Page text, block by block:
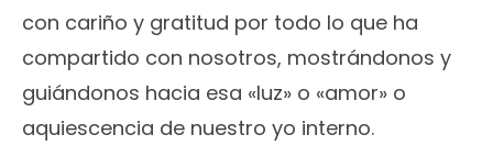
con cariño y gratitud por todo lo que ha
compartido con nosotros, mostrándonos y
guiándonos hacia esa «luz» o «amor» o
aquiescencia de nuestro yo interno.